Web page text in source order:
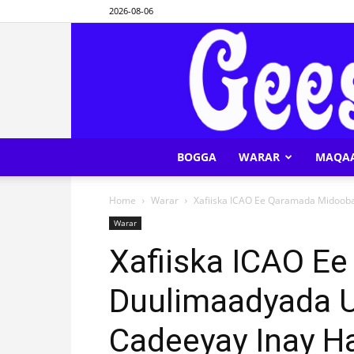
2026-08-06
BOGGA WARAR
Home Warar Xafiiska ICAO Ee Qaramada
Warar
Xafiiska ICAO
Duulimaadyada
Cadeeyay Inay